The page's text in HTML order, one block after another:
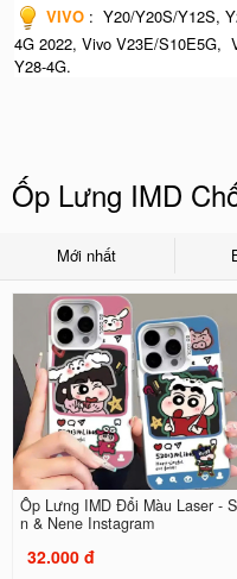
VIVO : Y20/Y20S/Y12S,
4G 2022, Vivo V23E/S10E5G,
Y28-4G.
Ốp Lưng IMD
Mới nhất
Ốp Lưng IMD Đổi Màu Laser -
n & Nene Instagram
32.000 đ